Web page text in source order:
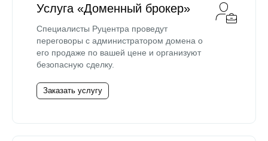
Услуга «Доменный брокер»
Специалисты Руцентра проведут
переговоры с администратором домена о
его продаже по вашей цене и организуют
безопасную сделку.
Заказать услугу